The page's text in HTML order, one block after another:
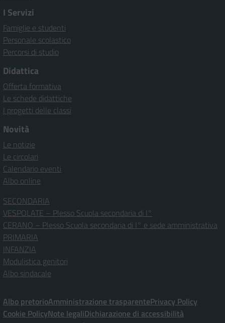
I Servizi
Famiglie e studenti
Personale scolastico
Percorsi di studio
Didattica
Offerta formativa
Le schede didattiche
I progetti delle classi
Novità
Le notizie
Le circolari
Calendario eventi
Albo online
SECONDARIA
VESPOLATE – Plesso Scuola secondaria di I°
CERANO – Plesso Scuola secondaria di I° e sede amministrativa
PRIMARIA
INFANZIA
Modulistica genitori
Albo sindacale
Albo pretorioAmministrazione trasparentePrivacy Policy
Cookie PolicyNote legaliDichiarazione di accessibilità